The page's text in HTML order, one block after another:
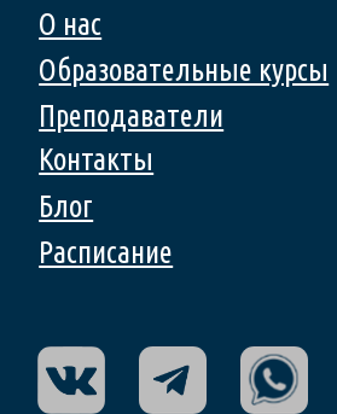
университет”
от 05.12.2023 г.
молодежной политики Свердловской области